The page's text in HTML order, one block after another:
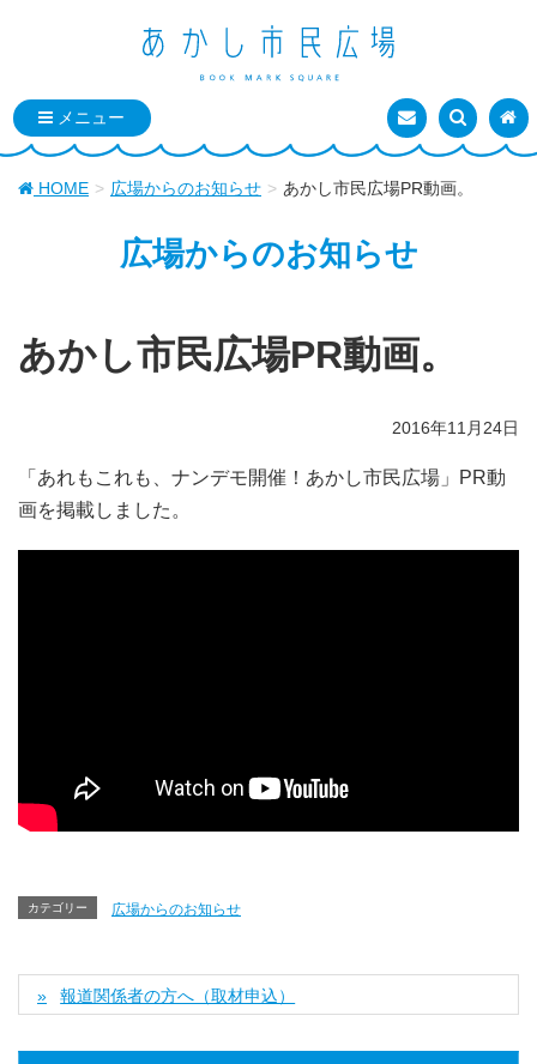
お問い合わせ
検索を表
ト
HOME 広場からのお知らせ あかし市民広場PR動画。
広場からのお知らせ
あかし市民広場PR動画。
2016年11月24日
「あれもこれも、ナンデモ開催！あかし市民広場」PR動
画を掲載しました。
カテゴリー 広場からのお知らせ
報道関係者の方へ（取材申込）